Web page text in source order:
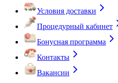
Условия доставки
Процедурный кабинет
Бонусная программа
Контакты
Вакансии